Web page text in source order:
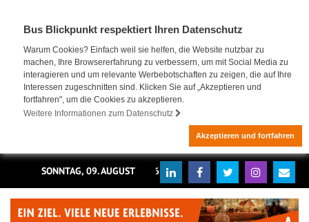
Bus Blickpunkt respektiert Ihren Datenschutz
Warum Cookies? Einfach weil sie helfen, die Website nutzbar zu
machen, Ihre Browsererfahrung zu verbessern, um mit Social Media zu
interagieren und um relevante Werbebotschaften zu zeigen, die auf Ihre
Interessen zugeschnitten sind. Klicken Sie auf „Akzeptieren und
fortfahren", um die Cookies zu akzeptieren.
Weitere Informationen zum Datenschutz
Akzeptieren und fortfahren
SONNTAG, 09. AUGUST 2026